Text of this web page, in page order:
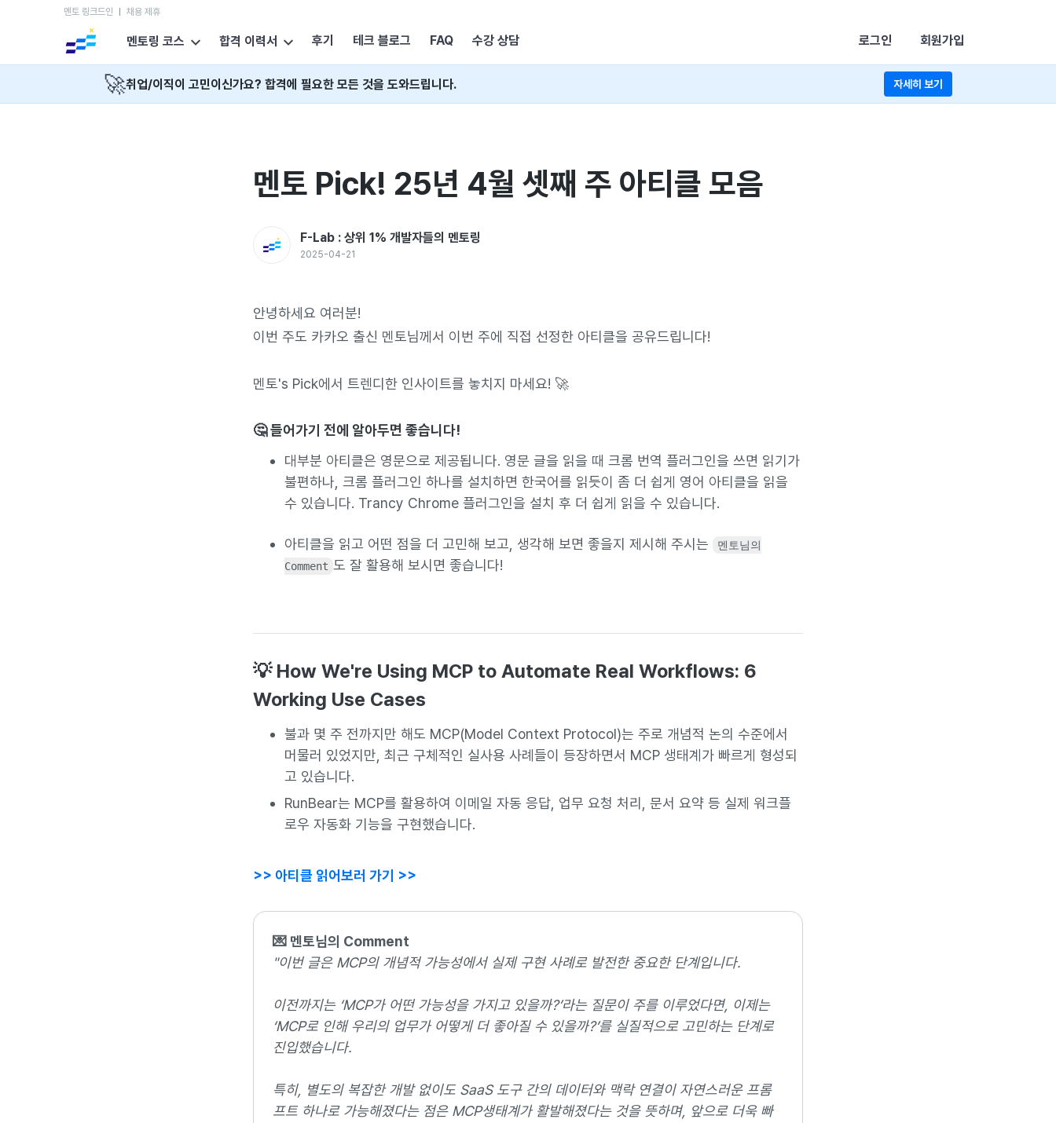
멘토 링크드인 채용 제휴
멘토링 코스 합격 이력서 후기 테크 블로그 FAQ 수강 상담 로그인 회원가입
🚀취업/이직이 고민이신가요? 합격에 필요한 모든 것을 도와드립니다. 자세히 보기
멘토 Pick! 25년 4월 셋째 주 아티클 모음
F-Lab : 상위 1% 개발자들의 멘토링
2025-04-21
안녕하세요 여러분!
이번 주도 카카오 출신 멘토님께서 이번 주에 직접 선정한 아티클을 공유드립니다!
멘토's Pick에서 트렌디한 인사이트를 놓치지 마세요! 🚀
🤔 들어가기 전에 알아두면 좋습니다!
대부분 아티클은 영문으로 제공됩니다. 영문 글을 읽을 때 크롬 번역 플러그인을 쓰면 읽기가
불편하나, 크롬 플러그인 하나를 설치하면 한국어를 읽듯이 좀 더 쉽게 영어 아티클을 읽을
수 있습니다. Trancy Chrome 플러그인을 설치 후 더 쉽게 읽을 수 있습니다.
아티클을 읽고 어떤 점을 더 고민해 보고, 생각해 보면 좋을지 제시해 주시는
멘토님의
Comment 도 잘 활용해 보시면 좋습니다!
💡 How We're Using MCP to Automate Real Workflows: 6
Working Use Cases
불과 몇 주 전까지만 해도 MCP(Model Context Protocol)는 주로 개념적 논의 수준에서
머물러 있었지만, 최근 구체적인 실사용 사례들이 등장하면서 MCP 생태계가 빠르게 형성되
고 있습니다.
RunBear는 MCP를 활용하여 이메일 자동 응답, 업무 요청 처리, 문서 요약 등 실제 워크플
로우 자동화 기능을 구현했습니다.
>> 아티클 읽어보러 가기 >>
💌 멘토님의 Comment
"이번 글은 MCP의 개념적 가능성에서 실제 구현 사례로 발전한 중요한 단계입니다.
이전까지는 ‘MCP가 어떤 가능성을 가지고 있을까?’라는 질문이 주를 이루었다면, 이제는
‘MCP로 인해 우리의 업무가 어떻게 더 좋아질 수 있을까?’를 실질적으로 고민하는 단계로
진입했습니다.
특히, 별도의 복잡한 개발 없이도 SaaS 도구 간의 데이터와 맥락 연결이 자연스러운 프롬
프트 하나로 가능해졌다는 점은 MCP생태계가 활발해졌다는 것을 뜻하며, 앞으로 더욱 빠